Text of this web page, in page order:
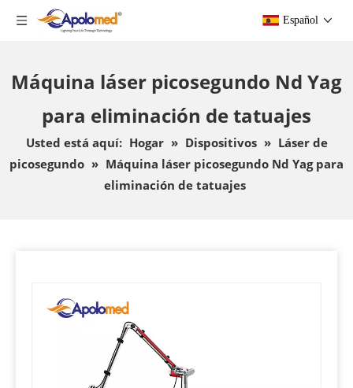
Español
Máquina láser picosegundo Nd Yag
para eliminación de tatuajes
Usted está aquí: Hogar » Dispositivos » Láser de
picosegundo » Máquina láser picosegundo Nd Yag para
eliminación de tatuajes